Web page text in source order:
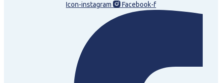
Icon-instagram Facebook-f